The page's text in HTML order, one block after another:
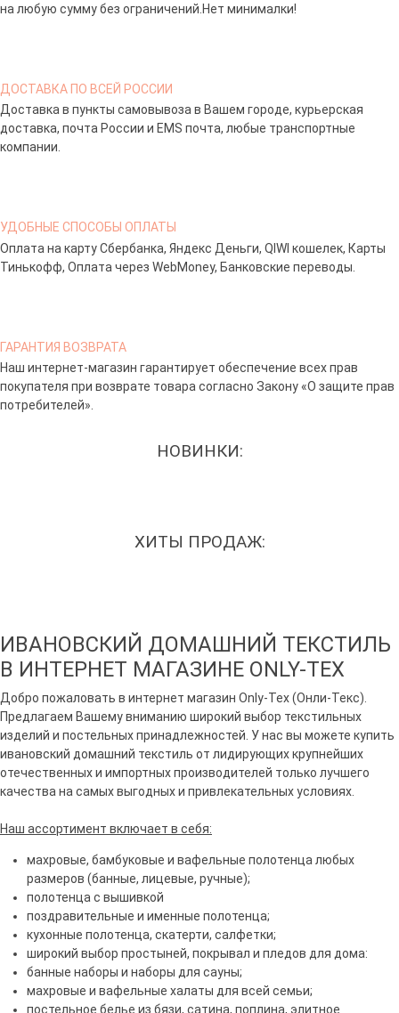
на любую сумму без ограничений.Нет минималки!
ДОСТАВКА ПО ВСЕЙ РОССИИ
Доставка в пункты самовывоза в Вашем городе, курьерская
доставка, почта России и EMS почта, любые транспортные
компании.
УДОБНЫЕ СПОСОБЫ ОПЛАТЫ
Оплата на карту Сбербанка, Яндекс Деньги, QIWI кошелек, Карты
Тинькофф, Оплата через WebMoney, Банковские переводы.
ГАРАНТИЯ ВОЗВРАТА
Наш интернет-магазин гарантирует обеспечение всех прав
покупателя при возврате товара согласно Закону «О защите прав
потребителей».
НОВИНКИ:
ХИТЫ ПРОДАЖ:
ИВАНОВСКИЙ ДОМАШНИЙ ТЕКСТИЛЬ
В ИНТЕРНЕТ МАГАЗИНЕ ONLY-TEX
Добро пожаловать в интернет магазин Only-Tex (Онли-Текс).
Предлагаем Вашему вниманию широкий выбор текстильных
изделий и постельных принадлежностей. У нас вы можете купить
ивановский домашний текстиль от лидирующих крупнейших
отечественных и импортных производителей только лучшего
качества на самых выгодных и привлекательных условиях.
Наш ассортимент включает в себя:
махровые, бамбуковые и вафельные полотенца любых
размеров (банные, лицевые, ручные);
полотенца с вышивкой
поздравительные и именные полотенца;
кухонные полотенца, скатерти, салфетки;
широкий выбор простыней, покрывал и пледов для дома:
банные наборы и наборы для сауны;
махровые и вафельные халаты для всей семьи;
постельное белье из бязи, сатина, поплина, элитное